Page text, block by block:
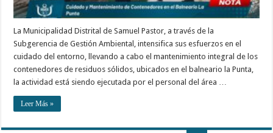
La Municipalidad Distrital de Samuel Pastor, a través de la
Subgerencia de Gestión Ambiental, intensifica sus esfuerzos en el
cuidado del entorno, llevando a cabo el mantenimiento integral de los
contenedores de residuos sólidos, ubicados en el balneario la Punta,
la actividad está siendo ejecutada por el personal del área …
Leer Más »